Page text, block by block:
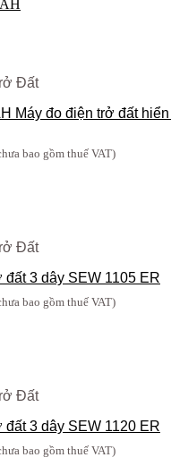
Đất
Máy đo điện trở đất
bao gồm thuế VAT)
Đất
đất 3 dây SEW 1105 ER
bao gồm thuế VAT)
Đất
đất 3 dây SEW 1120 ER
bao gồm thuế VAT)